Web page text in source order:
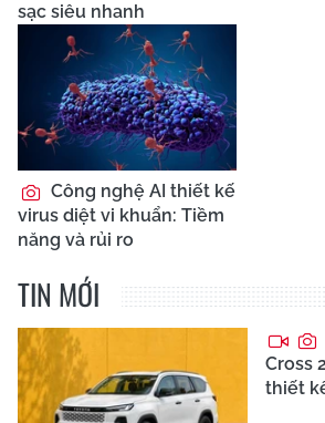
sạc siêu nhanh
Công nghệ AI thiết kế
virus diệt vi khuẩn: Tiềm
năng và rủi ro
TIN MỚI
Cross
thiết